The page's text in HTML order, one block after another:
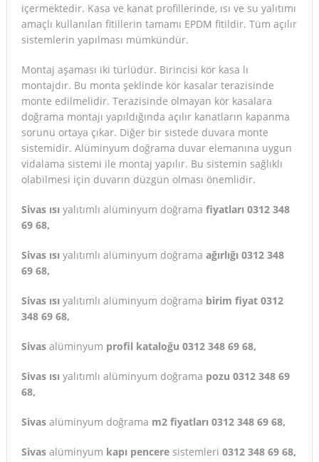
içermektedir. Kasa ve kanat profillerinde, ısı ve su yalıtımı
amaçlı kullanılan fitillerin tamamı EPDM fitildir. Tüm açılır
sistemlerin yapılması mümkündür.
Montaj aşaması iki türlüdür. Birincisi kör kasa lı
montajdır. Bu monta şeklinde kör kasalar terazisinde
monte edilmelidir. Terazisinde olmayan kör kasalara
doğrama montajı yapıldığında açılır kanatların kapanma
sorunu ortaya çıkar. Diğer bir sistede duvara monte
sistemidir. Alüminyum doğrama duvar elemanına uygun
vidalama sistemi ile montaj yapılır. Bu sistemin sağlıklı
olabilmesi için duvarın düzgün olması önemlidir.
Sivas ısı yalıtımlı alüminyum doğrama fiyatları 0312 348
69 68,
Sivas ısı yalıtımlı alüminyum doğrama ağırlığı 0312 348
69 68,
Sivas ısı yalıtımlı alüminyum doğrama birim fiyat 0312
348 69 68,
Sivas alüminyum profil kataloğu 0312 348 69 68,
Sivas ısı yalıtımlı alüminyum doğrama pozu 0312 348 69
68,
Sivas alüminyum doğrama m2 fiyatları 0312 348 69 68,
Sivas alüminyum kapı penceresistemleri 0312 348 69 68,